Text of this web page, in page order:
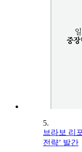
5.
브라보 리
전략’ 발간